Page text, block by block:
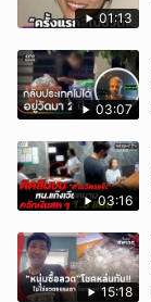
01:13
03:07
03:16
15:18